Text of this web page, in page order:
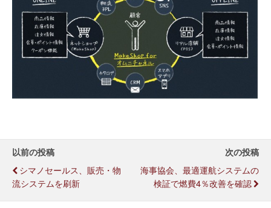
以前の投稿
シマノセールス、販売・物
流システムを刷新
次の投稿
海事協会、最適運航システムの
検証で燃費4％改善を確認